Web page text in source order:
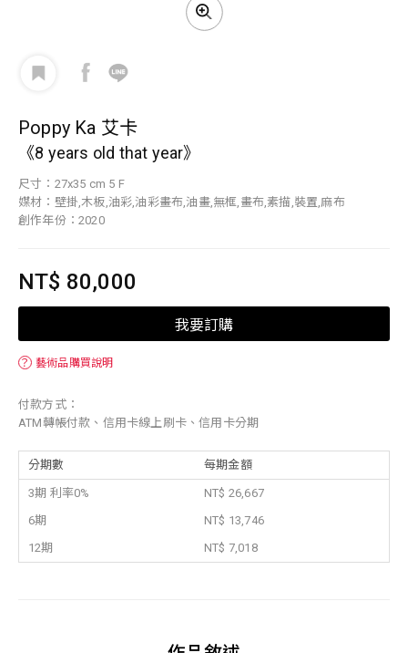
Poppy Ka 艾卡
《8 years old that year》
尺寸：27x35 cm 5 F
媒材：壁掛,木板,油彩,油彩畫布,油畫,無框,畫布,素描,裝置,麻布
創作年份：2020
NT$ 80,000
我要訂購
？ 藝術品購買說明
付款方式：
ATM轉帳付款、信用卡線上刷卡、信用卡分期
分期數 每期金額
3期 利率0%
NT$ 26,667
6期
NT$ 13,746
12期
NT$ 7,018